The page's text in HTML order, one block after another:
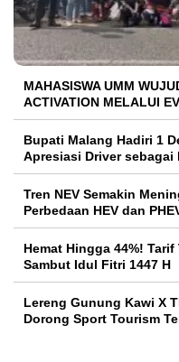
MAHASISWA UMM
ACTIVATION MELALUI
Bupati Malang Hadiri 1
Apresiasi Driver sebagai
Tren NEV Semakin
Perbedaan HEV dan
Hemat Hingga 44%!
Sambut Idul Fitri 1447 H
Lereng Gunung Kawi X
Dorong Sport Tourism